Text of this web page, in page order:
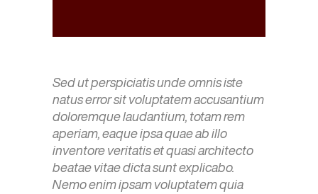
Sed ut perspiciatis unde omnis iste
natus error sit voluptatem accusantium
doloremque laudantium, totam rem
aperiam, eaque ipsa quae ab illo
inventore veritatis et quasi architecto
beatae vitae dicta sunt explicabo.
Nemo enim ipsam voluptatem quia